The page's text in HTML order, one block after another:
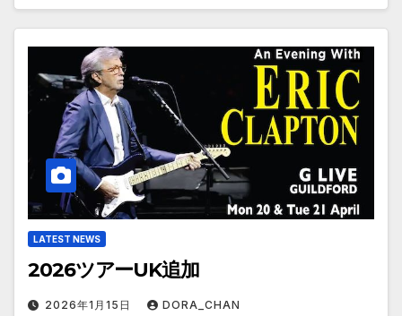
LATEST NEWS
2026ツアーUK追加
2026年1月15日 DORA_CHAN